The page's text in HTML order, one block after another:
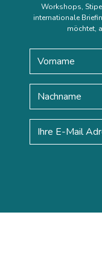
Workshops,
internationale
möchtet,